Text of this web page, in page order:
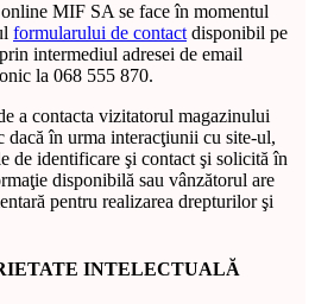
MIF SA se face în momentul
formularului de contact disponibil pe
intermediul adresei de email
la 068 555 870.
a contacta vizitatorul magazinului
dacă în urma interacţiunii cu site-ul,
de identificare şi contact şi solicită în
disponibilă sau vânzătorul are
pentru realizarea drepturilor şi
INTELECTUALĂ